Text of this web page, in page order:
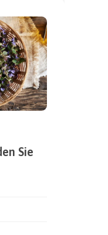
Sie